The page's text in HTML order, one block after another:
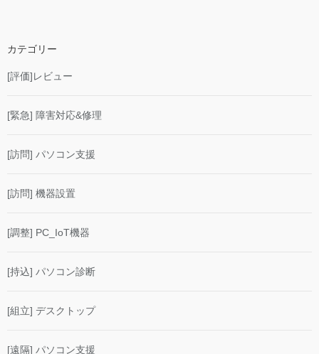
カテゴリー
[評価]レビュー
[緊急] 障害対応&修理
[訪問] パソコン支援
[訪問] 機器設置
[調整] PC_IoT機器
[持込] パソコン診断
[組立] デスクトップ
[遠隔] パソコン支援